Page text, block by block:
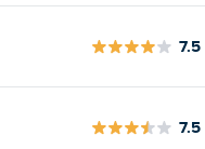
7.5
7.5